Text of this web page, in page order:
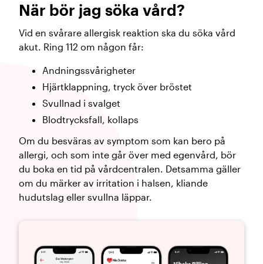
När bör jag söka vård?
Vid en svårare allergisk reaktion ska du söka vård
akut. Ring 112 om någon får:
Andningssvårigheter
Hjärtklappning, tryck över bröstet
Svullnad i svalget
Blodtrycksfall, kollaps
Om du besväras av symptom som kan bero på
allergi, och som inte går över med egenvård, bör
du boka en tid på vårdcentralen. Detsamma gäller
om du märker av irritation i halsen, kliande
hudutslag eller svullna läppar.